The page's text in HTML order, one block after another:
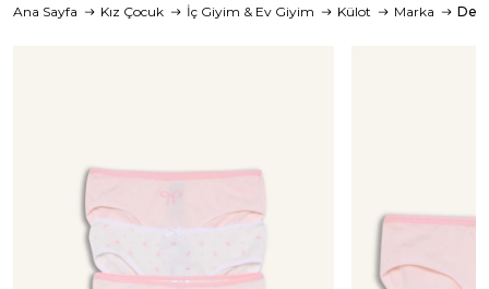
Ana Sayfa Kız Çocuk İç Giyim & Ev Giyim Külot Marka